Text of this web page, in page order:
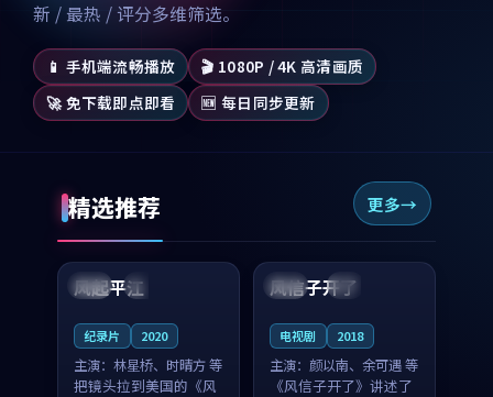
新 / 最热 / 评分多维筛选。
📱 手机端流畅播放
🎬 1080P / 4K 高清画质
🚀 免下载即点即看
🆕 每日同步更新
精选推荐 更多
美国 完结
99:07
风起平江
纪录片 2020
主演： 林星桥、时晴方 等
把镜头拉到美国的《风
法国 4K
99:21
风信子开了
电视剧 2018
主演： 颜以南、余可遇 等
《风信子开了》讲述了